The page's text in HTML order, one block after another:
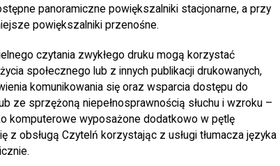
panoramiczne powiększalniki stacjonarne, a przy
powiększalniki przenośne.
czytania zwykłego druku mogą korzystać
społecznego lub z innych publikacji drukowanych,
komunikowania się oraz wsparcia dostępu do
ze sprzężoną niepełnosprawnością słuchu i wzroku –
komputerowe wyposażone dodatkowo w pętlę
z obsługą Czytelń korzystając z usługi tłumacza języka